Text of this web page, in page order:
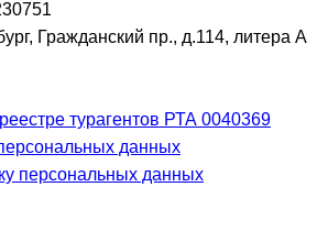
Гражданский пр., д.114, литера А
турагентов РТА 0040369
данных
персональных данных